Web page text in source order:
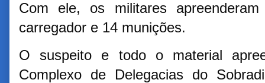
Com ele, os militares
carregador e 14 munições.
O suspeito e todo o material
Complexo de Delegacias do